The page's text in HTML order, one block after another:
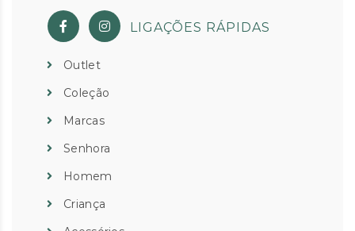
LIGAÇÕES RÁPIDAS
Outlet
Coleção
Marcas
Senhora
Homem
Criança